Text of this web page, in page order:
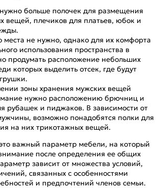
больше полочек для размещения
вещей, плечиков для платьев, юбок и
места не нужно, однако для их комфорта
использования пространства в
продумать расположение небольших
которых выделить отсек, где будут
зоны хранения мужских вещей
нужно расположению брючниц и
рубашек и пиджаков. В зависимости от
возможно понадобятся полки для
на них трикотажных вещей.
важный параметр мебели, на который
после определения ее общих
зависит от множества условий,
связанных с особенностями
и предпочтений членов семьи.